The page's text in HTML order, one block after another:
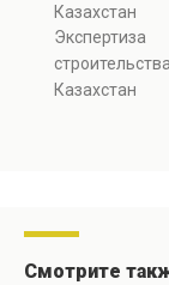
Казахстан
Казахстан
Смотрите